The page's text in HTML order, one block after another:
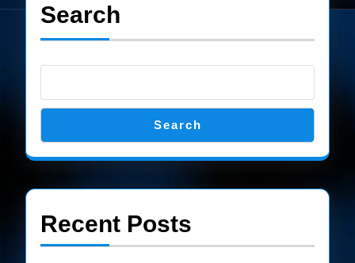
Search
Search
Recent Posts